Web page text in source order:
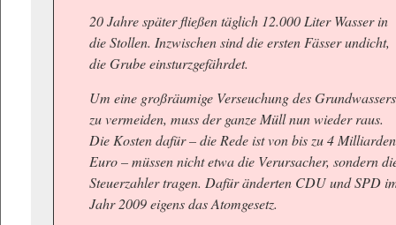
20 Jahre später fließen täglich 12.000 Liter Wasser in
die Stollen. Inzwischen sind die ersten Fässer undicht,
die Grube einsturzgefährdet.
Um eine großräumige Verseuchung des Grundwassers
zu vermeiden, muss der ganze Müll nun wieder raus.
Die Kosten dafür – die Rede ist von bis zu 4 Milliarden
Euro – müssen nicht etwa die Verursacher, sondern
Steuerzahler tragen. Dafür änderten CDU und SPD
Jahr 2009 eigens das Atomgesetz.